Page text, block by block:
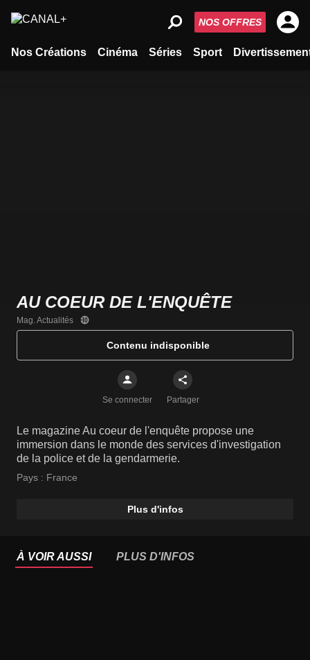
Nos Créations Cinéma Séries Sport
NOS OFFRES
AU COEUR DE L'ENQUÊTE
Mag. Actualités
Contenu indisponible
Se connecter Partager
Le magazine Au coeur de l'enquête propose une
immersion dans le monde des services d'investigation
de la police et de la gendarmerie.
Pays : France
Plus d'infos
À VOIR AUSSI PLUS D'INFOS